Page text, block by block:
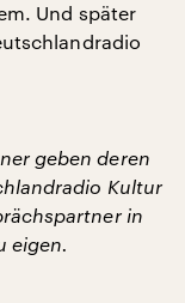
Und später
geben deren
Kultur
in
eigen.